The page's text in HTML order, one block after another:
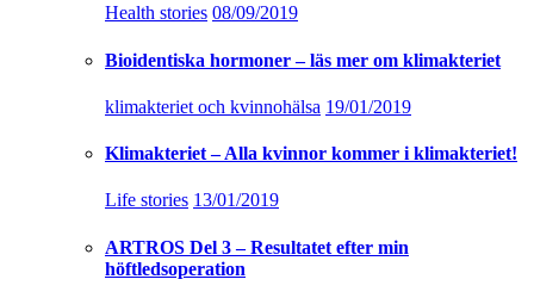
Health stories 08/09/2019
Bioidentiska hormoner – läs mer om klimakteriet
klimakteriet och kvinnohälsa 19/01/2019
Klimakteriet – Alla kvinnor kommer i klimakteriet!
Life stories 13/01/2019
ARTROS Del 3 – Resultatet efter min
höftledsoperation